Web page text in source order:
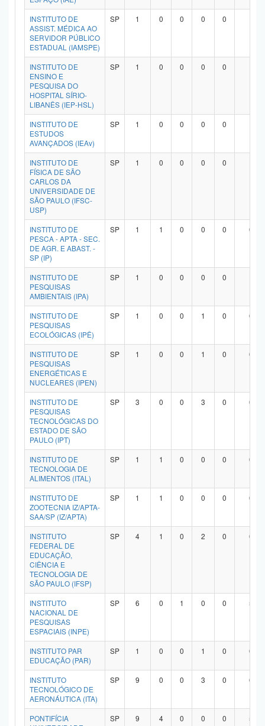
INSTITUTO DE
ASSIST. MÉDICA AO
SERVIDOR PÚBLICO
ESTADUAL (IAMSPE)
SP 1 0 0 0 0
INSTITUTO DE
ENSINO E
PESQUISA DO
HOSPITAL SÍRIO-
LIBANÊS (IEP-HSL)
SP 1 0 0 0 0
INSTITUTO DE
ESTUDOS
AVANÇADOS (IEAv)
SP 1 0 0 0 0
INSTITUTO DE
FÍSICA DE SÃO
CARLOS DA
UNIVERSIDADE DE
SÃO PAULO (IFSC-
USP)
SP 1 0 0 0 0
INSTITUTO DE
PESCA - APTA - SEC.
DE AGR. E ABAST. -
SP (IP)
SP 1 1 0 0 0 0
INSTITUTO DE
PESQUISAS
AMBIENTAIS (IPA)
SP 1 0 0 0 0
INSTITUTO DE
PESQUISAS
ECOLÓGICAS (IPÊ)
SP 1 0 0 1 0 0
INSTITUTO DE
PESQUISAS
ENERGÉTICAS E
NUCLEARES (IPEN)
SP 1 0 0 1 0 0
INSTITUTO DE
PESQUISAS
TECNOLÓGICAS DO
ESTADO DE SÃO
PAULO (IPT)
SP 3 0 0 3 0 0
INSTITUTO DE
TECNOLOGIA DE
ALIMENTOS (ITAL)
SP 1 1 0 0 0 0
INSTITUTO DE
ZOOTECNIA IZ/APTA-
SAA/SP (IZ/APTA)
SP 1 1 0 0 0 0
INSTITUTO
FEDERAL DE
EDUCAÇÃO,
CIÊNCIA E
TECNOLOGIA DE
SÃO PAULO (IFSP)
SP 4 1 0 2 0 0
INSTITUTO
NACIONAL DE
PESQUISAS
ESPACIAIS (INPE)
SP 6 0 1 0 0 5
INSTITUTO PAR
EDUCAÇÃO (PAR)
SP 1 0 0 1 0 0
INSTITUTO
TECNOLÓGICO DE
AERONÁUTICA (ITA)
SP 9 0 0 3 0 6
PONTIFÍCIA
SP 9 4 0 0 0 5